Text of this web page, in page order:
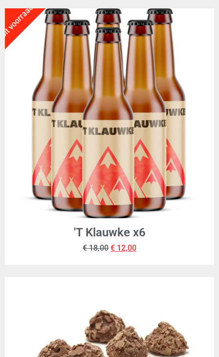
voorraad!
'T Klauwke x6
€18,00 € 12,00